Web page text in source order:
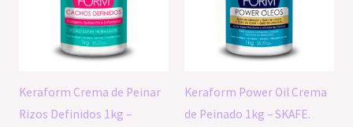
Keraform Crema de Peinar
Rizos Definidos 1kg –
Keraform Power Oil Crema
de Peinado 1kg – SKAFE.